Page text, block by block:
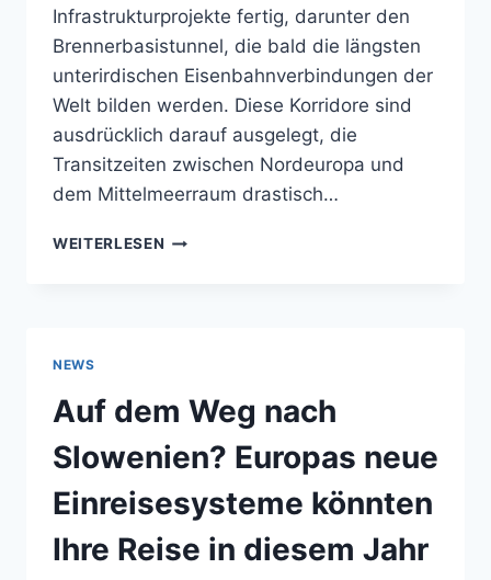
Infrastrukturprojekte fertig, darunter den
Brennerbasistunnel, die bald die längsten
unterirdischen Eisenbahnverbindungen der
Welt bilden werden. Diese Korridore sind
ausdrücklich darauf ausgelegt, die
Transitzeiten zwischen Nordeuropa und
dem Mittelmeerraum drastisch…
WEITERLESEN ALPINE
BESUCHER
NEWS
Auf dem Weg nach
Slowenien? Europas neue
Einreisesysteme könnten
Ihre Reise in diesem Jahr